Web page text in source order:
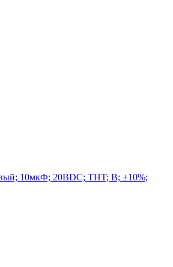
10мкФ; 20ВDC; THT; B; ±10%;